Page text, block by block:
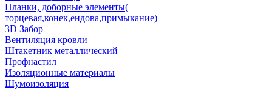
Планки, доборные элементы(
торцевая,конек,ендова,примыкание)
3D Забор
Вентиляция кровли
Штакетник металлический
Профнастил
Изоляционные материалы
Шумоизоляция